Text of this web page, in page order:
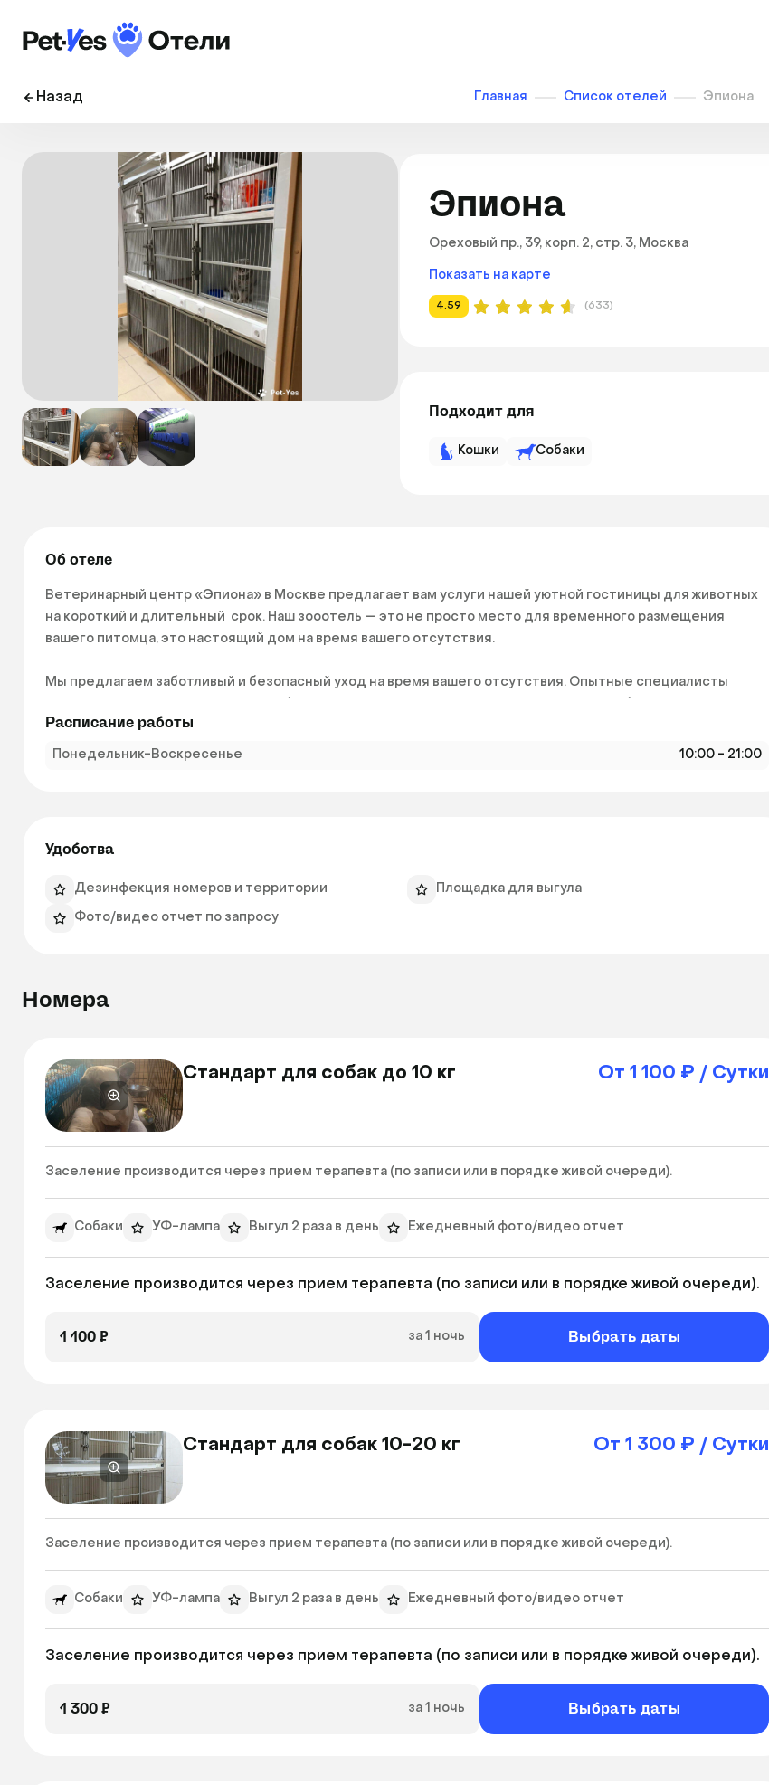
Назад Главная Список отелей Эпиона
Эпиона
Ореховый пр., 39, корп. 2, стр. 3, Москва
Показать на карте
4.59 (633)
Подходит для
Кошки Собаки
Об отеле
Ветеринарный центр «Эпиона» в Москве предлагает вам услуги нашей уютной гостиницы для животных
на короткий и длительный  срок. Наш зооотель — это не просто место для временного размещения
вашего питомца, это настоящий дом на время вашего отсутствия.
Мы предлагаем заботливый и безопасный уход на время вашего отсутствия. Опытные специалисты
тосковал в момент разлуки с вами.
Расписание работы
Понедельник-Воскресенье 10:00 - 21:00
Удобства
Дезинфекция номеров и территории Площадка для выгула
Фото/видео отчет по запросу
Номера
Стандарт для собак до 10 кг От 1 100 ₽ / Сутки
Заселение производится через прием терапевта (по записи или в порядке живой очереди).
Собаки УФ-лампа Выгул 2 раза в день Ежедневный фото/видео отчет
Заселение производится через прием терапевта (по записи или в порядке живой очереди).
1 100 ₽ за 1 ночь Выбрать даты
Стандарт для собак 10-20 кг От 1 300 ₽ / Сутки
Заселение производится через прием терапевта (по записи или в порядке живой очереди).
Собаки УФ-лампа Выгул 2 раза в день Ежедневный фото/видео отчет
Заселение производится через прием терапевта (по записи или в порядке живой очереди).
1 300 ₽ за 1 ночь Выбрать даты